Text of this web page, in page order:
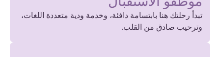
تبدأ رحلتك هنا بابتسامة دافئة، وخدمة ودية متعددة اللغات،
وترحيب صادق من القلب.